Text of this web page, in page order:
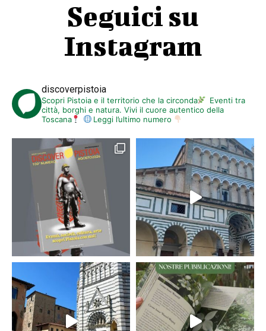
Seguici su
Instagram
discoverpistoia
Scopri Pistoia e il territorio che la circonda
Eventi tra
città, borghi e natura. Vivi il cuore autentico della
Toscana
Leggi l’ultimo numero